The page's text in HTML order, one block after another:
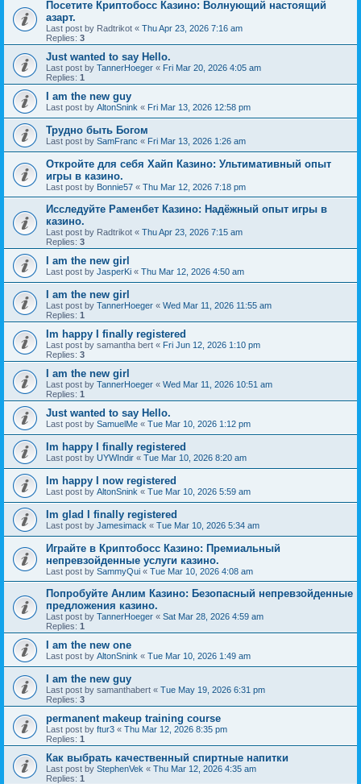
Посетите Криптобосс Казино: Волнующий настоящий
азарт.
Last post by Radtrikot « Thu Apr 23, 2026 7:16 am
Replies: 3
Just wanted to say Hello.
Last post by TannerHoeger « Fri Mar 20, 2026 4:05 am
Replies: 1
I am the new guy
Last post by AltonSnink « Fri Mar 13, 2026 12:58 pm
Трудно быть Богом
Last post by SamFranc « Fri Mar 13, 2026 1:26 am
Откройте для себя Хайп Казино: Ультимативный опыт
игры в казино.
Last post by Bonnie57 « Thu Mar 12, 2026 7:18 pm
Исследуйте Раменбет Казино: Надёжный опыт игры в
казино.
Last post by Radtrikot « Thu Apr 23, 2026 7:15 am
Replies: 3
I am the new girl
Last post by JasperKi « Thu Mar 12, 2026 4:50 am
I am the new girl
Last post by TannerHoeger « Wed Mar 11, 2026 11:55 am
Replies: 1
Im happy I finally registered
Last post by samantha bert « Fri Jun 12, 2026 1:10 pm
Replies: 3
I am the new girl
Last post by TannerHoeger « Wed Mar 11, 2026 10:51 am
Replies: 1
Just wanted to say Hello.
Last post by SamuelMe « Tue Mar 10, 2026 1:12 pm
Im happy I finally registered
Last post by UYWIndir « Tue Mar 10, 2026 8:20 am
Im happy I now registered
Last post by AltonSnink « Tue Mar 10, 2026 5:59 am
Im glad I finally registered
Last post by Jamesimack « Tue Mar 10, 2026 5:34 am
Играйте в Криптобосс Казино: Премиальный
непревзойденные услуги казино.
Last post by SammyQui « Tue Mar 10, 2026 4:08 am
Попробуйте Анлим Казино: Безопасный непревзойденные
предложения казино.
Last post by TannerHoeger « Sat Mar 28, 2026 4:59 am
Replies: 1
I am the new one
Last post by AltonSnink « Tue Mar 10, 2026 1:49 am
I am the new guy
Last post by samanthabert « Tue May 19, 2026 6:31 pm
Replies: 3
permanent makeup training course
Last post by ftur3 « Thu Mar 12, 2026 8:35 pm
Replies: 1
Как выбрать качественный спиртные напитки
Last post by StephenVek « Thu Mar 12, 2026 4:35 am
Replies: 1